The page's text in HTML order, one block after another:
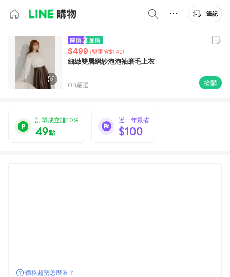
筆記
$499 (雙重省$149)
細緻雙層網紗泡泡袖磨毛上衣
OB嚴選 搶購
訂單成立賺10%
49點
近一年最省
$100
價格趨勢怎麼看？